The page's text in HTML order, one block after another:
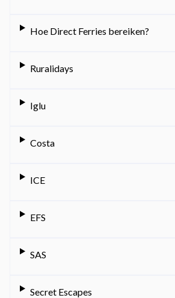
Hoe Direct Ferries bereiken?
Ruralidays
Iglu
Costa
ICE
EFS
SAS
Secret Escapes